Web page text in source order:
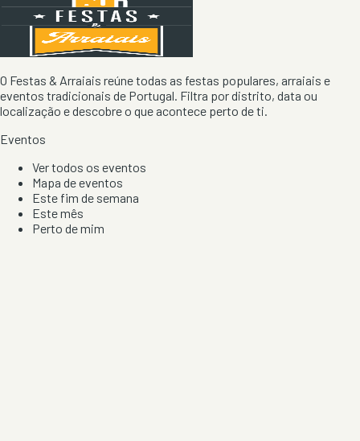
O Festas & Arraiais reúne todas as festas populares, arraiais e
eventos tradicionais de Portugal. Filtra por distrito, data ou
localização e descobre o que acontece perto de ti.
Eventos
Ver todos os eventos
Mapa de eventos
Este fim de semana
Este mês
Perto de mim